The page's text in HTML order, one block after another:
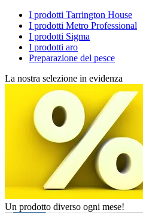
I prodotti Tarrington House
I prodotti Metro Professional
I prodotti Sigma
I prodotti aro
Preparazione del pesce
La nostra selezione in evidenza
Un prodotto diverso ogni mese!